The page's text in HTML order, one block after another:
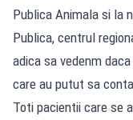
Publica Animala si la
Publica, centrul
adica sa vedenm
care au putut sa
Toti pacientii care se